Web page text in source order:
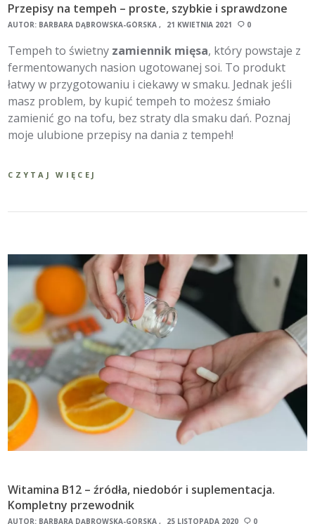
Przepisy na tempeh – proste, szybkie i sprawdzone
AUTOR: BARBARA DĄBROWSKA-GÓRSKA 21 KWIETNIA 2021 0
Tempeh to świetny zamiennik mięsa, który powstaje z
fermentowanych nasion ugotowanej soi. To produkt
łatwy w przygotowaniu i ciekawy w smaku. Jednak jeśli
masz problem, by kupić tempeh to możesz śmiało
zamienić go na tofu, bez straty dla smaku dań. Poznaj
moje ulubione przepisy na dania z tempeh!
CZYTAJ WIĘCEJ
Witamina B12 – źródła, niedobór i suplementacja.
Kompletny przewodnik
AUTOR: BARBARA DĄBROWSKA-GÓRSKA 25 LISTOPADA 2020 0